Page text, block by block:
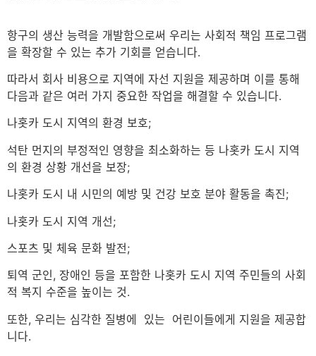
항구의 생산 능력을 개발함으로써 우리는 사회적 책임 프로그램
을 확장할 수 있는 추가 기회를 얻습니다.
따라서 회사 비용으로 지역에 자선 지원을 제공하며 이를 통해
다음과 같은 여러 가지 중요한 작업을 해결할 수 있습니다.
나홋카 도시 지역의 환경 보호;
석탄 먼지의 부정적인 영향을 최소화하는 등 나홋카 도시 지역
의 환경 상황 개선을 보장;
나홋카 도시 내 시민의 예방 및 건강 보호 분야 활동을 촉진;
나홋카 도시 지역 개선;
스포츠 및 체육 문화 발전;
퇴역 군인, 장애인 등을 포함한 나홋카 도시 지역 주민들의 사회
적 복지 수준을 높이는 것.
또한, 우리는 심각한 질병에 있는 어린이들에게 지원을 제공합
니다.